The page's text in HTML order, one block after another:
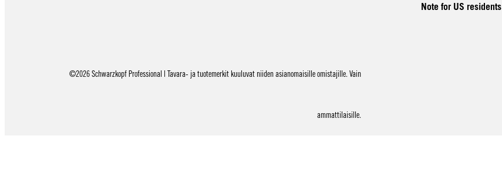
Note for US residents
©2026 Schwarzkopf Professional | Tavara- ja tuotemerkit kuuluvat niiden asianomaisille omistajille. Vain
ammattilaisille.